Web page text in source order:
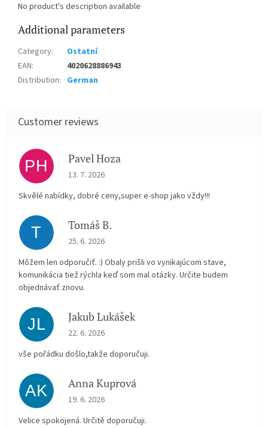
No product's description available
Additional parameters
Category:
Ostatní
EAN:
4020628886943
Distribution: German
PH Pavel Hoza
The store rating is 5 out of 5 stars.
13. 7. 2026
Skvělé nabídky, dobré ceny,super e-shop jako vždy!!!
T Tomáš B.
The store rating is 5 out of 5 stars.
25. 6. 2026
Môžem len odporučiť. :) Obaly prišli vo vynikajúcom stave,
komunikácia tiež rýchla keď som mal otázky. Určite budem
objednávať znovu.
JL Jakub Lukášek
The store rating is 5 out of 5 stars.
22. 6. 2026
vše pořádku došlo,takže doporučuji.
AK Anna Kuprová
The store rating is 5 out of 5 stars.
19. 6. 2026
Velice spokojená. Určitě doporučuji.